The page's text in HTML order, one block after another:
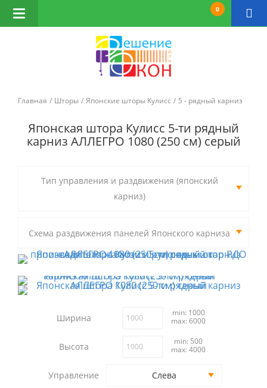
0
Открыть
навигацию
Главная Шторы Японские шторы Кулисс 5 - рядный карниз
Японская штора Кулисс 5-ти рядный
карниз АЛЛЕГРО 1080 (250 см) серый
Тип управления и раздвижения (японский
карниз)
Схема раздвижения панелей Японского карниза
Ширина
min: 1000
max: 6000
Высота
min: 500
max: 4000
Управление Слева